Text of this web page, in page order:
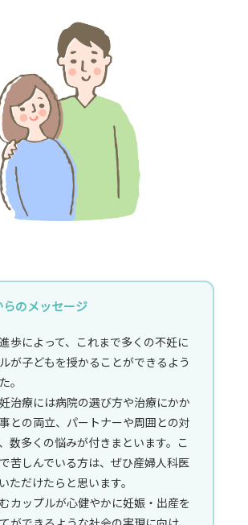
のメッセージ
歩によって、これまで多くの不妊に
が子どもを授かることができるよう
。
治療には病院の選び方や治療にかか
との両立、パートナーや周囲との対
数多くの悩みが付きまといます。こ
苦しんでいる方は、ぜひ産婦人科医
ただけたらと思います。
カップルが心健やかに妊娠・出産を